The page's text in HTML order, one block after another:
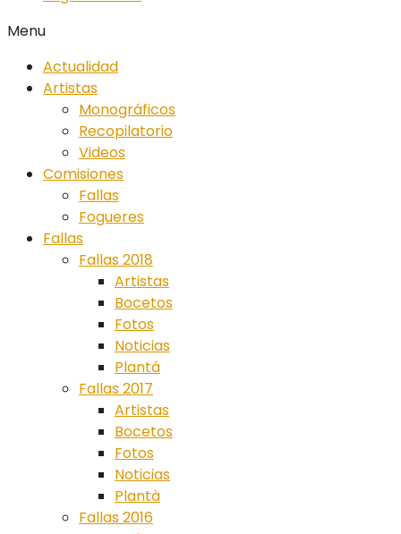
Menu
Actualidad
Artistas
Monográficos
Recopilatorio
Videos
Comisiones
Fallas
Fogueres
Fallas
Fallas 2018
Artistas
Bocetos
Fotos
Noticias
Plantá
Fallas 2017
Artistas
Bocetos
Fotos
Noticias
Plantà
Fallas 2016